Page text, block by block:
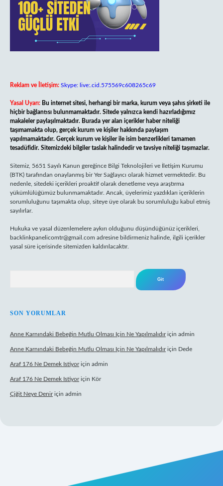
Reklam ve İletişim: Skype: live:.cid.575569c608265c69
Yasal Uyarı: Bu internet sitesi, herhangi bir marka, kurum veya şahıs şirketi ile
hiçbir bağlantısı bulunmamaktadır. Sitede yalnızca kendi hazırladığımız
makaleler paylaşılmaktadır. Burada yer alan içerikler haber niteliği
taşımamakta olup, gerçek kurum ve kişiler hakkında paylaşım
yapılmamaktadır. Gerçek kurum ve kişiler ile isim benzerlikleri tamamen
tesadüfidir. Sitemizdeki bilgiler taslak halindedir ve tavsiye niteliği taşımazlar.
Sitemiz, 5651 Sayılı Kanun gereğince Bilgi Teknolojileri ve İletişim Kurumu
(BTK) tarafından onaylanmış bir Yer Sağlayıcı olarak hizmet vermektedir. Bu
nedenle, sitedeki içerikleri proaktif olarak denetleme veya araştırma
yükümlülüğümüz bulunmamaktadır. Ancak, üyelerimiz yazdıkları içeriklerin
sorumluluğunu taşımakta olup, siteye üye olarak bu sorumluluğu kabul etmiş
sayılırlar.
Hukuka ve yasal düzenlemelere aykırı olduğunu düşündüğünüz içerikleri,
backlinkpanelicomtr@gmail.com adresine bildirmeniz halinde, ilgili içerikler
yasal süre içerisinde sitemizden kaldırılacaktır.
SON YORUMLAR
Anne Karnındaki Bebeğin Mutlu Olması Için Ne Yapılmalıdıriçin admin
Anne Karnındaki Bebeğin Mutlu Olması Için Ne Yapılmalıdıriçin Dede
Araf 176 Ne Demek Istiyoriçin admin
Araf 176 Ne Demek Istiyoriçin Kör
Çiğit Neye Deniriçin admin